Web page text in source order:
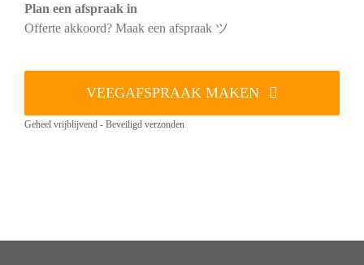
Plan een afspraak in
Offerte akkoord? Maak een afspraak ツ
VEEGAFSPRAAK MAKEN
Geheel vrijblijvend - Beveiligd verzonden